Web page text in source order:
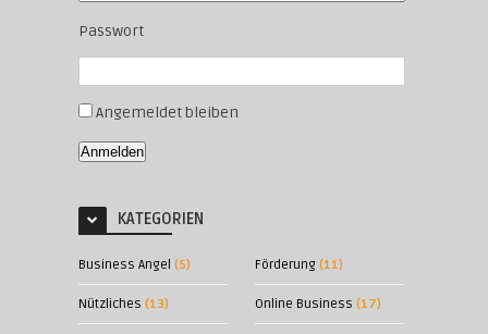
Passwort
Angemeldet bleiben
Anmelden
KATEGORIEN
Business Angel (5) Förderung(11)
Nützliches (13) Online Business (17)